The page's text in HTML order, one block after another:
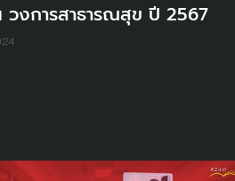
งการสาธารณสุข ปี 2567